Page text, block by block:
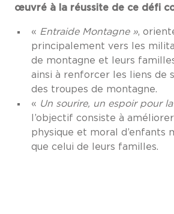
œuvré à la réussite de ce défi
« Entraide Montagne »,
principalement vers les
de montagne et leurs
ainsi à renforcer les liens de
des troupes de montagne.
« Un sourire, un espoir pour
l’objectif consiste à
physique et moral d’enfants
que celui de leurs familles.